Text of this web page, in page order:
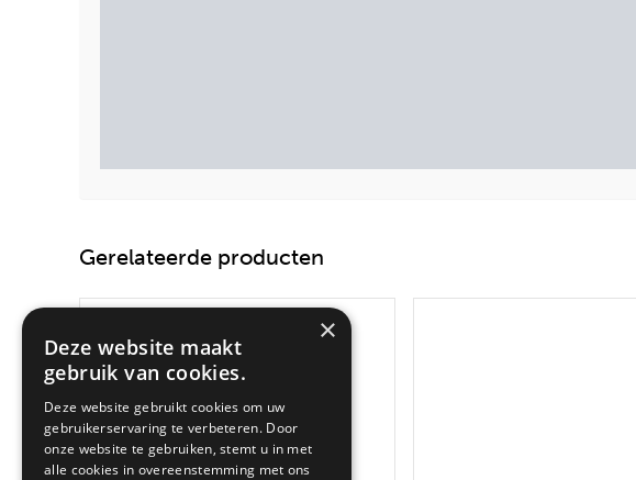
Gerelateerde producten
×
Deze website maakt
gebruik van cookies.
Deze website gebruikt cookies om uw
gebruikerservaring te verbeteren. Door
onze website te gebruiken, stemt u in met
alle cookies in overeenstemming met ons